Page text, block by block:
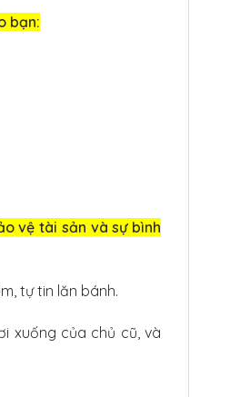
bạn:
vệ tài sản và sự bình
tự tin lăn bánh.
xuống của chủ cũ, và